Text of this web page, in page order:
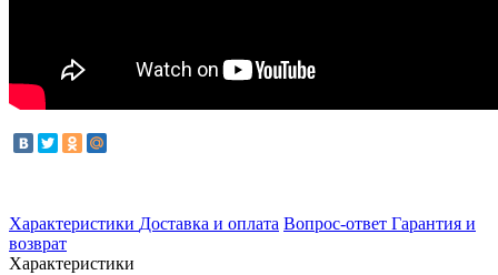
Характеристики Доставка и оплата Вопрос-ответ Гарантия и
возврат
Характеристики